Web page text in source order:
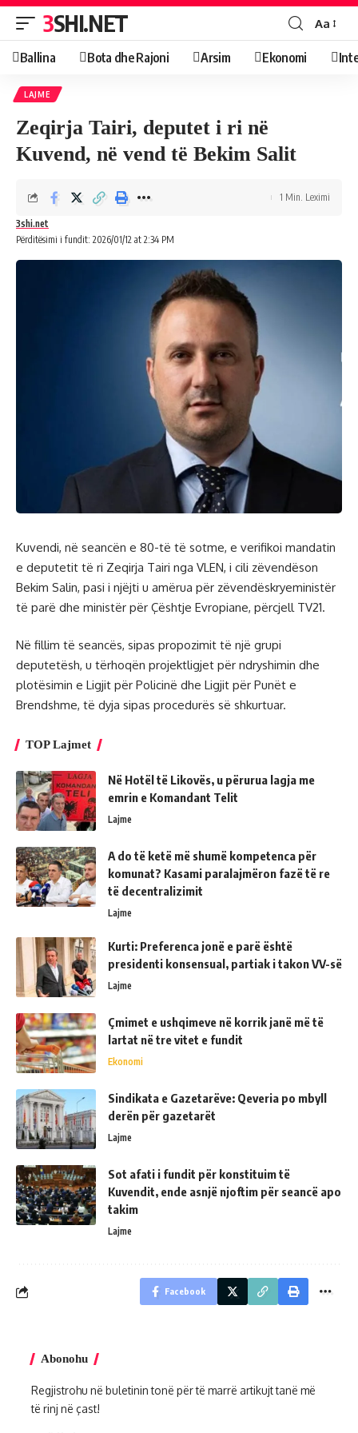
3SHI.NET Aa
Ballina Bota dhe Rajoni Arsim Ekonomi
LAJME
Zeqirja Tairi, deputet i ri në
Kuvend, në vend të Bekim Salit
Përditësimi i fundit: 2026/01/12 at 2:34 PM
3shi.net
1 Min. Leximi
Kuvendi, në seancën e 80-të të sotme, e verifikoi mandatin
e deputetit të ri Zeqirja Tairi nga VLEN, i cili zëvendëson
Bekim Salin, pasi i njëjti u amërua për zëvendëskryeministër
të parë dhe ministër për Çështje Evropiane, përcjell TV21.
Në fillim të seancës, sipas propozimit të një grupi
deputetësh, u tërhoqën projektligjet për ndryshimin dhe
plotësimin e Ligjit për Policinë dhe Ligjit për Punët e
Brendshme, të dyja sipas procedurës së shkurtuar.
TOP Lajmet
Në Hotël të Likovës, u përurua lagja me
emrin e Komandant Telit
Lajme
A do të ketë më shumë kompetenca për
komunat? Kasami paralajmëron fazë të re
të decentralizimit
Lajme
Kurti: Preferenca jonë e parë është
presidenti konsensual, partiak i takon VV-së
Lajme
Çmimet e ushqimeve në korrik janë më të
lartat në tre vitet e fundit
Ekonomi
Sindikata e Gazetarëve: Qeveria po mbyll
derën për gazetarët
Lajme
Sot afati i fundit për konstituim të
Kuvendit, ende asnjë njoftim për seancë apo
takim
Lajme
Facebook
Abonohu
Regjistrohu në buletinin tonë për të marrë artikujt tanë më
të rinj në çast!